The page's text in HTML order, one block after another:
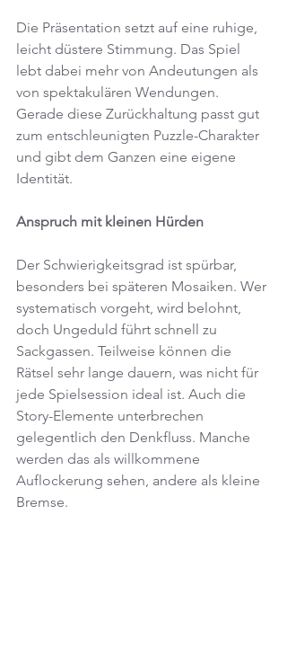
Die Präsentation setzt auf eine ruhige,
leicht düstere Stimmung. Das Spiel
lebt dabei mehr von Andeutungen als
von spektakulären Wendungen.
Gerade diese Zurückhaltung passt gut
zum entschleunigten Puzzle-Charakter
und gibt dem Ganzen eine eigene
Identität.
Anspruch mit kleinen Hürden
Der Schwierigkeitsgrad ist spürbar,
besonders bei späteren Mosaiken. Wer
systematisch vorgeht, wird belohnt,
doch Ungeduld führt schnell zu
Sackgassen. Teilweise können die
Rätsel sehr lange dauern, was nicht für
jede Spielsession ideal ist. Auch die
Story-Elemente unterbrechen
gelegentlich den Denkfluss. Manche
werden das als willkommene
Auflockerung sehen, andere als kleine
Bremse.